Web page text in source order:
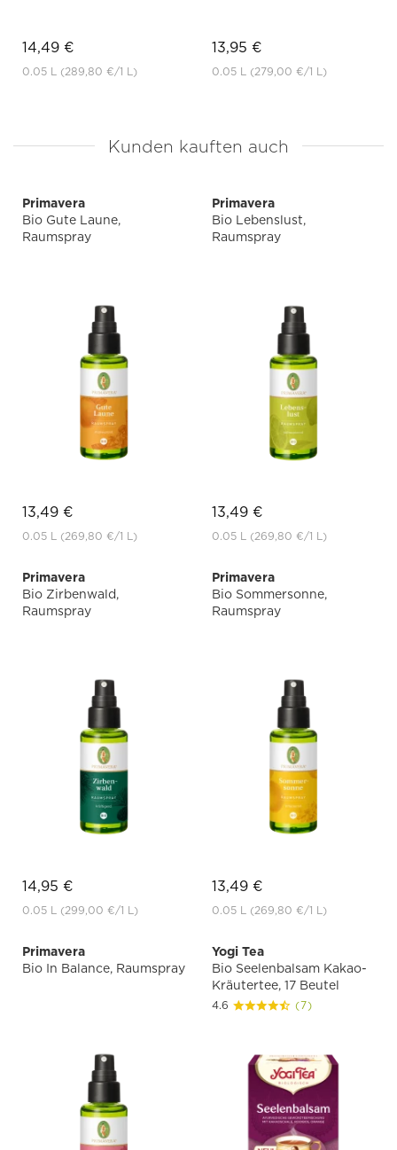
14,49 €
0.05 L (289,80 €/1 L)
13,95 €
0.05 L (279,00 €/1 L)
Kunden kauften auch
Primavera
Bio Gute Laune,
Raumspray
13,49 €
0.05 L (269,80 €/1 L)
Primavera
Bio Lebenslust,
Raumspray
13,49 €
0.05 L (269,80 €/1 L)
Primavera
Bio Zirbenwald,
Raumspray
14,95 €
0.05 L (299,00 €/1 L)
Primavera
Bio Sommersonne,
Raumspray
13,49 €
0.05 L (269,80 €/1 L)
Primavera
Bio In Balance, Raumspray
Yogi Tea
Bio Seelenbalsam Kakao-
Kräutertee, 17 Beutel
4.6 (7)